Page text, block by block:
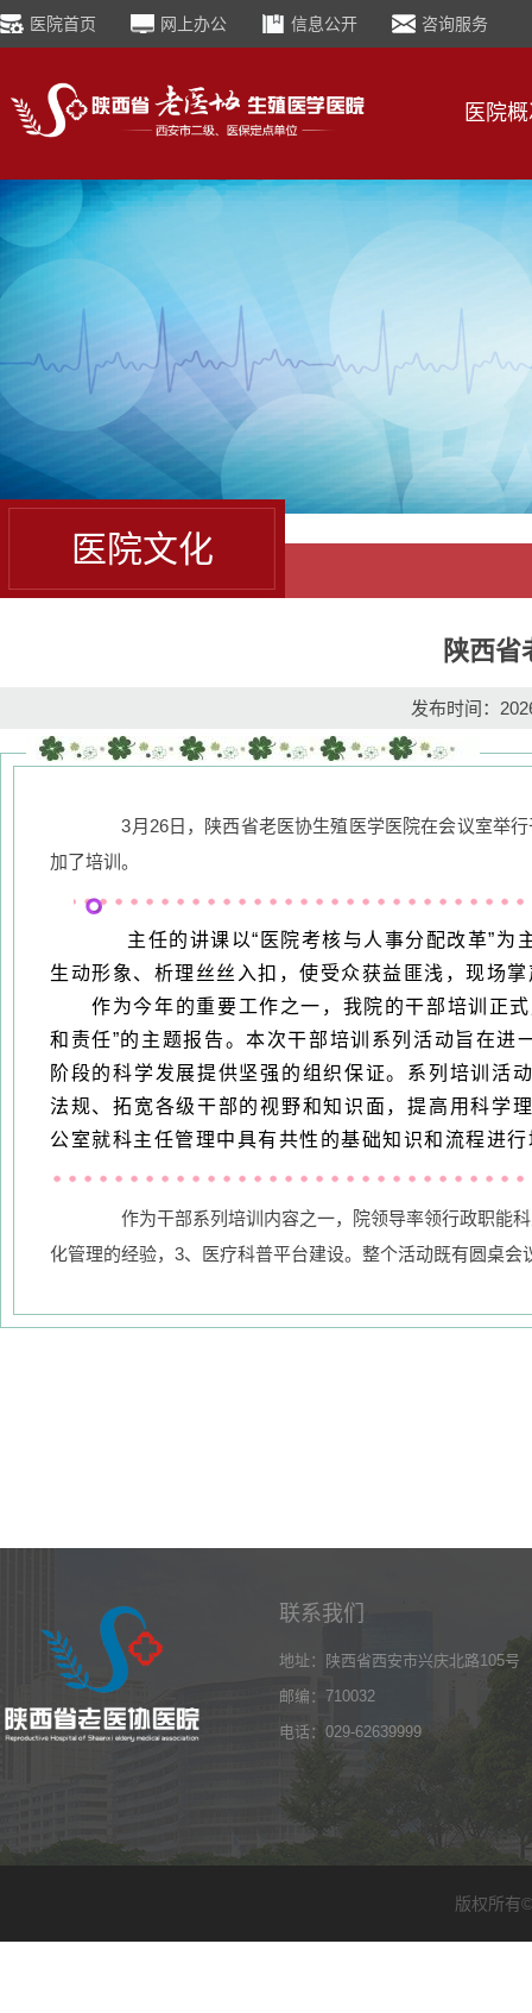
医院首页 网上办公 信息公开 咨询服务
医院
医院文化
陕西
发布时间：
3月26日，陕西省老医协生殖医学医院在会议室举行
加了培训。
主任的讲课以“医院考核与人事分配改革”为主
生动形象、析理丝丝入扣，使受众获益匪浅，现场
作为今年的重要工作之一，我院的干部培训正式
和责任”的主题报告。本次干部培训系列活动旨在
阶段的科学发展提供坚强的组织保证。系列培训活
法规、拓宽各级干部的视野和知识面，提高用科学
公室就科主任管理中具有共性的基础知识和流程进
作为干部系列培训内容之一，院领导率领行政职能科
化管理的经验，3、医疗科普平台建设。整个活动既有圆桌
联系我们
地址：陕西省西安市兴庆北路105号
邮编：710032
电话：029-62639999
版权所有